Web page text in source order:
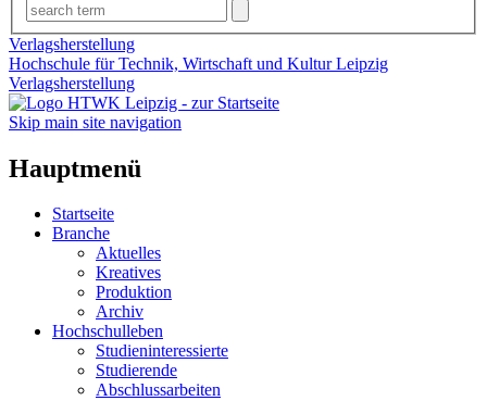
Verlagsherstellung
Hochschule für Technik, Wirtschaft und Kultur Leipzig
Verlagsherstellung
Skip main site navigation
Hauptmenü
Startseite
Branche
Aktuelles
Kreatives
Produktion
Archiv
Hochschulleben
Studieninteressierte
Studierende
Abschlussarbeiten